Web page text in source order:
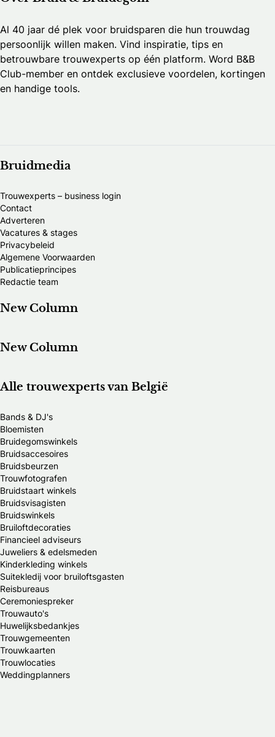
Al 40 jaar dé plek voor bruidsparen die hun trouwdag
persoonlijk willen maken. Vind inspiratie, tips en
betrouwbare trouwexperts op één platform. Word B&B
Club-member en ontdek exclusieve voordelen, kortingen
en handige tools.
Bruidmedia
Trouwexperts – business login
Contact
Adverteren
Vacatures & stages
Privacybeleid
Algemene Voorwaarden
Publicatieprincipes
Redactie team
New Column
New Column
Alle trouwexperts van België
Bands & DJ's
Bloemisten
Bruidegomswinkels
Bruidsaccesoires
Bruidsbeurzen
Trouwfotografen
Bruidstaart winkels
Bruidsvisagisten
Bruidswinkels
Bruiloftdecoraties
Financieel adviseurs
Juweliers & edelsmeden
Kinderkleding winkels
Suitekledij voor bruiloftsgasten
Reisbureaus
Ceremoniespreker
Trouwauto's
Huwelijksbedankjes
Trouwgemeenten
Trouwkaarten
Trouwlocaties
Weddingplanners